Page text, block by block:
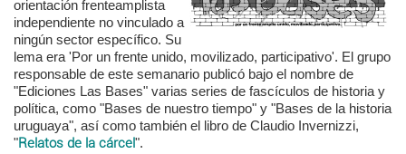
orientación frenteamplista
independiente no vinculado a
ningún sector específico. Su
lema era 'Por un frente unido, movilizado, participativo'. El grupo
responsable de este semanario publicó bajo el nombre de
"Ediciones Las Bases" varias series de fascículos de historia y
política, como "Bases de nuestro tiempo" y "Bases de la historia
uruguaya", así como también el libro de Claudio Invernizzi,
"Relatos de la cárcel".